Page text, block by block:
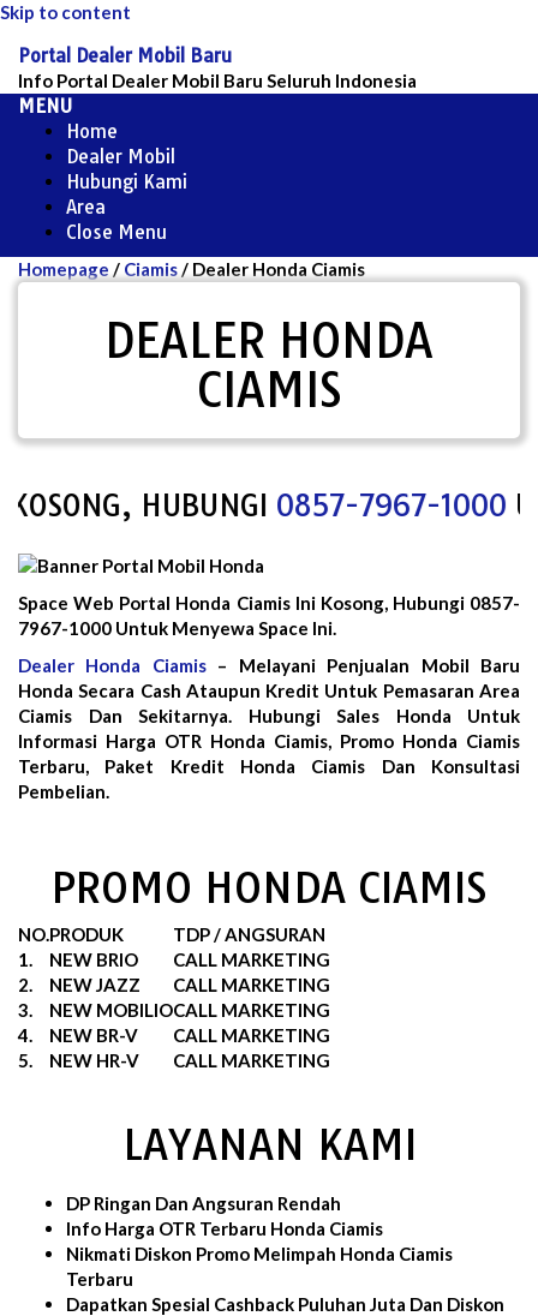
Skip to content
Portal Dealer Mobil Baru
Info Portal Dealer Mobil Baru Seluruh Indonesia
MENU
Home
Dealer Mobil
Hubungi Kami
Area
Close Menu
Homepage / Ciamis/ Dealer Honda Ciamis
DEALER HONDA
CIAMIS
HUBUNGI0857-7967-1000
Space Web Portal Honda Ciamis Ini Kosong, Hubungi 0857-
7967-1000 Untuk Menyewa Space Ini.
Dealer Honda Ciamis– Melayani Penjualan Mobil Baru
Honda Secara Cash Ataupun Kredit Untuk Pemasaran Area
Ciamis Dan Sekitarnya. Hubungi Sales Honda Untuk
Informasi Harga OTR Honda Ciamis, Promo Honda Ciamis
Terbaru, Paket Kredit Honda Ciamis Dan Konsultasi
Pembelian.
PROMO HONDA CIAMIS
NO.PRODUK
TDP / ANGSURAN
1.
NEW BRIO
CALL MARKETING
2.
NEW JAZZ
CALL MARKETING
3.
NEW MOBILIOCALL MARKETING
4.
NEW BR-V
CALL MARKETING
5.
NEW HR-V CALL MARKETING
LAYANAN KAMI
DP Ringan Dan Angsuran Rendah
Info Harga OTR Terbaru Honda Ciamis
Nikmati Diskon Promo Melimpah Honda Ciamis
Terbaru
Dapatkan Spesial Cashback Puluhan Juta Dan Diskon